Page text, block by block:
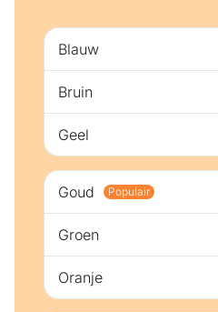
Blauw
Bruin
Geel
Goud Populair
Groen
Oranje